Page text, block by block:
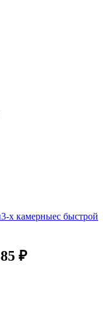
3-х камерныес быстрой
₽